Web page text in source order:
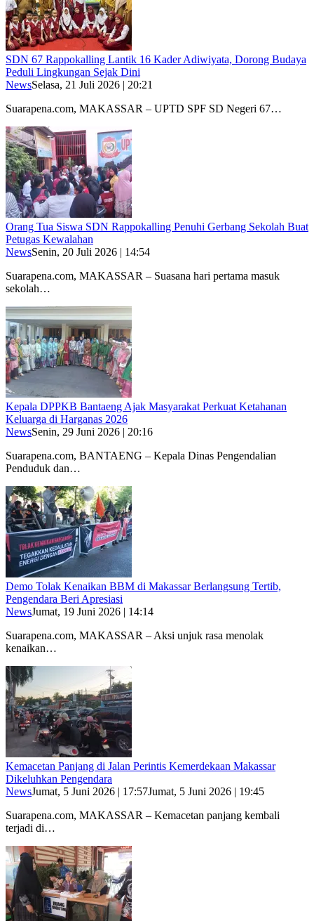
SDN 67 Rappokalling Lantik 16 Kader Adiwiyata, Dorong Budaya
Peduli Lingkungan Sejak Dini
NewsSelasa, 21 Juli 2026 | 20:21
Suarapena.com, MAKASSAR – UPTD SPF SD Negeri 67…
Orang Tua Siswa SDN Rappokalling Penuhi Gerbang Sekolah Buat
Petugas Kewalahan
NewsSenin, 20 Juli 2026 | 14:54
Suarapena.com, MAKASSAR – Suasana hari pertama masuk
sekolah…
Kepala DPPKB Bantaeng Ajak Masyarakat Perkuat Ketahanan
Keluarga di Harganas 2026
NewsSenin, 29 Juni 2026 | 20:16
Suarapena.com, BANTAENG – Kepala Dinas Pengendalian
Penduduk dan…
Demo Tolak Kenaikan BBM di Makassar Berlangsung Tertib,
Pengendara Beri Apresiasi
NewsJumat, 19 Juni 2026 | 14:14
Suarapena.com, MAKASSAR – Aksi unjuk rasa menolak
kenaikan…
Kemacetan Panjang di Jalan Perintis Kemerdekaan Makassar
Dikeluhkan Pengendara
NewsJumat, 5 Juni 2026 | 17:57Jumat, 5 Juni 2026 | 19:45
Suarapena.com, MAKASSAR – Kemacetan panjang kembali
terjadi di…